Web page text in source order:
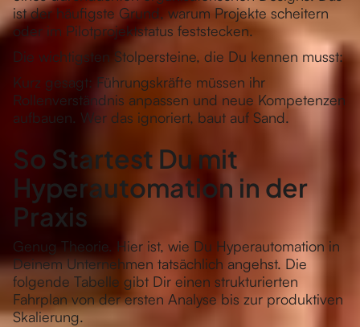
ist der häufigste Grund, warum Projekte scheitern
oder im Pilotprojektstatus feststecken.
Die wichtigsten Stolpersteine, die Du kennen musst:
Kurz gesagt: Führungskräfte müssen ihr
Rollenverständnis anpassen und neue Kompetenzen
aufbauen. Wer das ignoriert, baut auf Sand.
So Startest Du mit
Hyperautomation in der
Praxis
Genug Theorie. Hier ist, wie Du Hyperautomation in
Deinem Unternehmen tatsächlich angehst. Die
folgende Tabelle gibt Dir einen strukturierten
Fahrplan von der ersten Analyse bis zur produktiven
Skalierung.